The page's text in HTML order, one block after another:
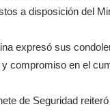
a disposición del
expresó sus
compromiso en el
de Seguridad